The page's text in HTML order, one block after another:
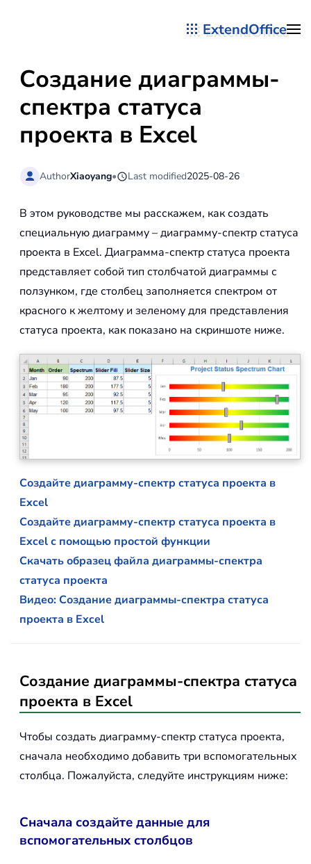
ExtendOffice
Создание диаграммы-
спектра статуса
проекта в Excel
AuthorXiaoyang• Last modified2025-08-26
В этом руководстве мы расскажем, как создать
специальную диаграмму – диаграмму-спектр статуса
проекта в Excel. Диаграмма-спектр статуса проекта
представляет собой тип столбчатой диаграммы с
ползунком, где столбец заполняется спектром от
красного к желтому и зеленому для представления
статуса проекта, как показано на скриншоте ниже.
Создайте диаграмму-спектр статуса проекта в
Excel
Создайте диаграмму-спектр статуса проекта в
Excel с помощью простой функции
Скачать образец файла диаграммы-спектра
статуса проекта
Видео: Создание диаграммы-спектра статуса
проекта в Excel
Создание диаграммы-спектра статуса
проекта в Excel
Чтобы создать диаграмму-спектр статуса проекта,
сначала необходимо добавить три вспомогательных
столбца. Пожалуйста, следуйте инструкциям ниже:
Сначала создайте данные для
вспомогательных столбцов